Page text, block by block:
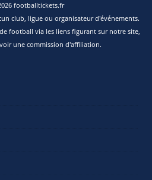
footballtickets.fr
club, ligue ou organisateur d'événements.
football via les liens figurant sur notre site,
une commission d'affiliation.